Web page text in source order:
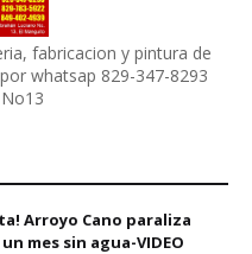
fabricacion y pintura de
whatsap 829-347-8293
Arroyo Cano paraliza
mes sin agua-VIDEO